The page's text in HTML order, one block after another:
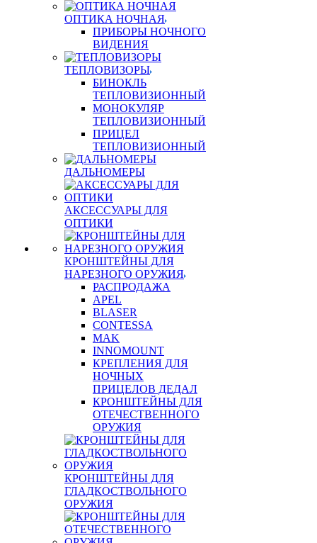
ОПТИКА НОЧНАЯ
ПРИБОРЫ НОЧНОГО
ВИДЕНИЯ
ТЕПЛОВИЗОРЫ
БИНОКЛЬ
ТЕПЛОВИЗИОННЫЙ
МОНОКУЛЯР
ТЕПЛОВИЗИОННЫЙ
ПРИЦЕЛ
ТЕПЛОВИЗИОННЫЙ
ДАЛЬНОМЕРЫ
АКСЕССУАРЫ ДЛЯ
ОПТИКИ
КРОНШТЕЙНЫ ДЛЯ
НАРЕЗНОГО ОРУЖИЯ
РАСПРОДАЖА
APEL
BLASER
CONTESSA
MAK
INNOMOUNT
КРЕПЛЕНИЯ ДЛЯ
НОЧНЫХ
ПРИЦЕЛОВ ДЕДАЛ
КРОНШТЕЙНЫ ДЛЯ
ОТЕЧЕСТВЕННОГО
ОРУЖИЯ
КРОНШТЕЙНЫ ДЛЯ
ГЛАДКОСТВОЛЬНОГО
ОРУЖИЯ